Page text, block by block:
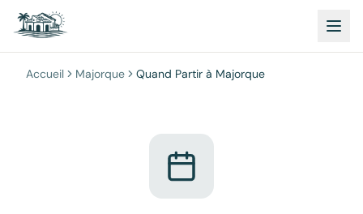
Accueil Majorque Quand Partir à Majorque